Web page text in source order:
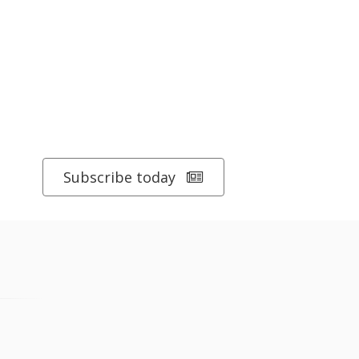
Subscribe today